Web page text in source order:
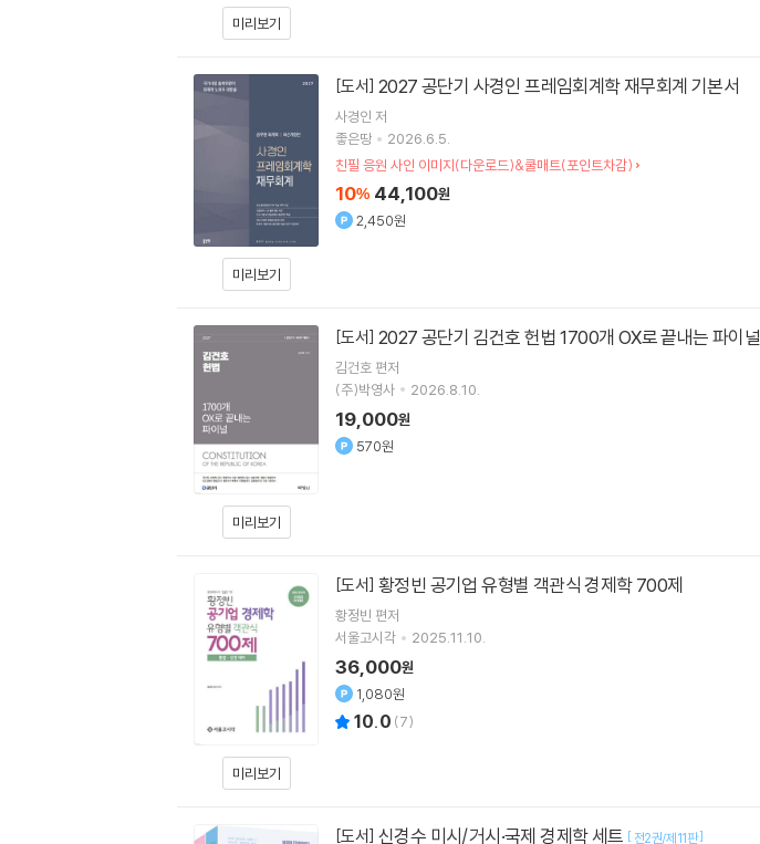
미리보기
미리보기
[도서] 2027 공단기 사경인 프레임회계학 재무회계 기본서
사경인 저
좋은땅
2026.6.5.
친필 응원 사인 이미지(다운로드)&쿨매트(포인트차감)
10% 44,100원
2,450원
미리보기
[도서] 2027 공단기 김건호 헌법 1700개 OX로 끝내는 파이널
김건호 편저
(주)박영사
2026.8.10.
19,000원
570원
미리보기
[도서] 황정빈 공기업 유형별 객관식 경제학 700제
황정빈 편저
서울고시각
2025.11.10.
36,000원
1,080원
10.0 (7)
[도서] 신경수 미시/거시·국제 경제학 세트 [ 전2권/제11판]